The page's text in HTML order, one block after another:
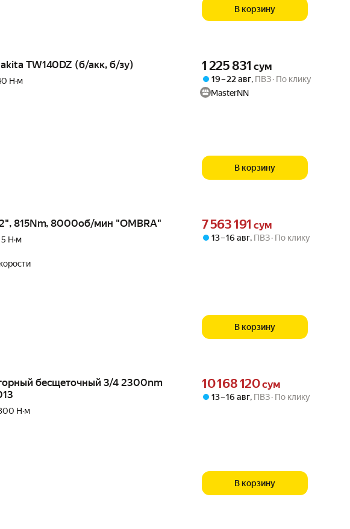
В корзину
TW140DZ (б/акк, б/зу)
Н·м
Цена 1225831 сум вместо
1 225 831 сум
19 – 22 авг, ПВЗ По клику
MasterNN
В корзину
815Nm, 8000об/мин "OMBRA"
Н·м
Цена 7563191 сум вместо
7 563 191 сум
13 – 16 авг, ПВЗ По клику
В корзину
бесщеточный 3/4 2300nm
Н·м
Цена 10168120 сум вместо
10 168 120сум
13 – 16 авг, ПВЗ По клику
В корзину